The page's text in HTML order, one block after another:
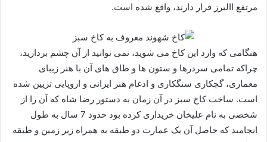
مرتفع االبرز قرار دارند، واقع شده است.
هنگامی که وارد این کاخ می شوید، نمی توانید از آن چشم بردارید،
چراکه تمامی سردرها و ستون ها و طاق های آن با هنر زیبای
معماری، گچکاری سنگکاری و ادغام هنر ایرانی و اروپایی تزیین شده
است. ساخت کاخ سبز در آن زمان به دستور رضا شاه که آن را از
شخصی به نام علیخان خریداری کرده بود حدود 7 سال به طول
انجامید که حاصل آن یک عمارت دو طبقه به همراه زیر زمین و طبقه